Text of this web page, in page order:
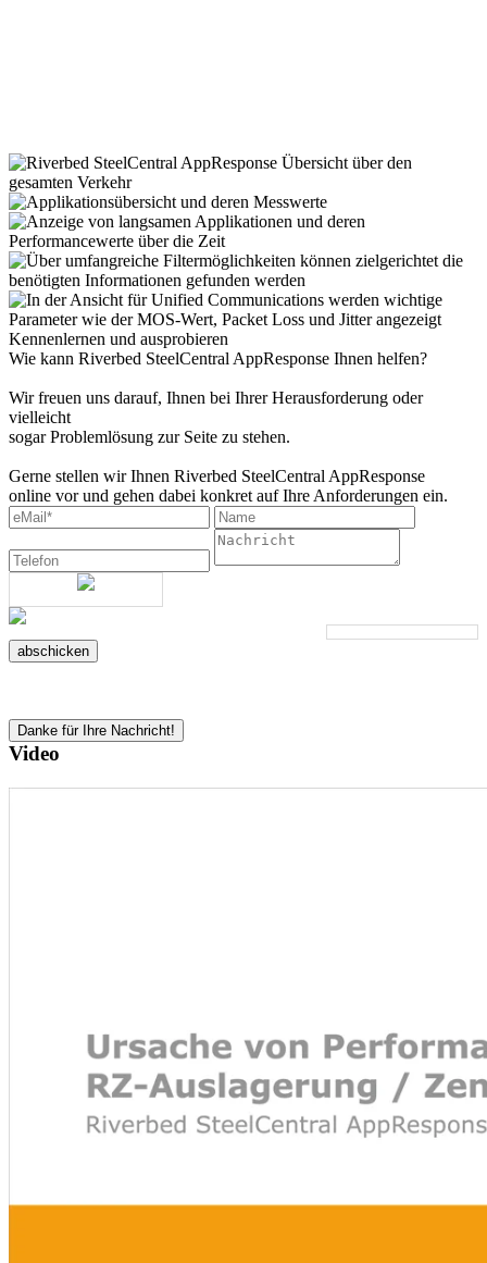
Kennenlernen und ausprobieren
Wie kann Riverbed SteelCentral AppResponse Ihnen helfen?
Wir freuen uns darauf, Ihnen bei Ihrer Herausforderung oder
vielleicht
sogar Problemlösung zur Seite zu stehen.
Gerne stellen wir Ihnen Riverbed SteelCentral AppResponse
online vor und gehen dabei konkret auf Ihre Anforderungen ein.
abschicken
Danke für Ihre Nachricht!
Video